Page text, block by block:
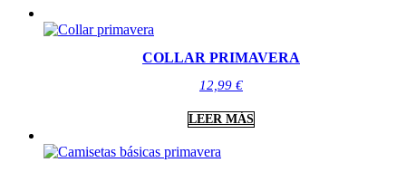
COLLAR PRIMAVERA
12,99 €
LEER MÁS